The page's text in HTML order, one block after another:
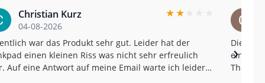
Christian Kurz
04-08-2026
★★
war das Produkt sehr gut. Leider hat der
einen kleinen Riss was nicht sehr erfreulich
Auf eine Antwort auf meine Email warte ich leider
Die
einen wirklich
The
›